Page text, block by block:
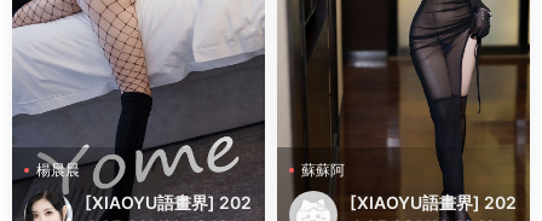
楊晨晨
[XIAOYU語畫界] 202
蘇蘇阿
[XIAOYU語畫界] 202